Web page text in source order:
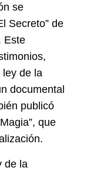
se
Secreto” de
Este
ley de la
documental
publicó
que
de la